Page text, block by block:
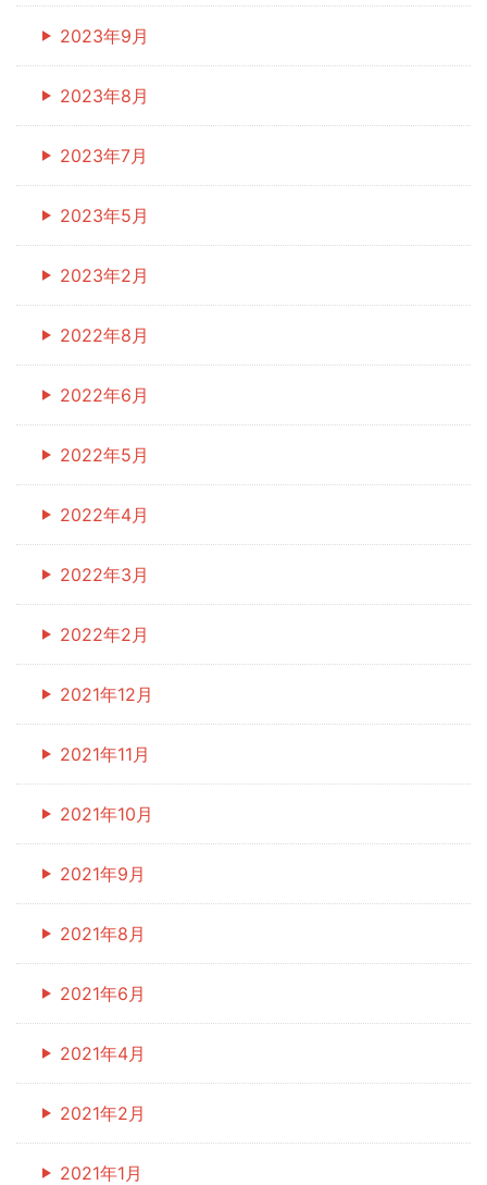
2023年9月
2023年8月
2023年7月
2023年5月
2023年2月
2022年8月
2022年6月
2022年5月
2022年4月
2022年3月
2022年2月
2021年12月
2021年11月
2021年10月
2021年9月
2021年8月
2021年6月
2021年4月
2021年2月
2021年1月